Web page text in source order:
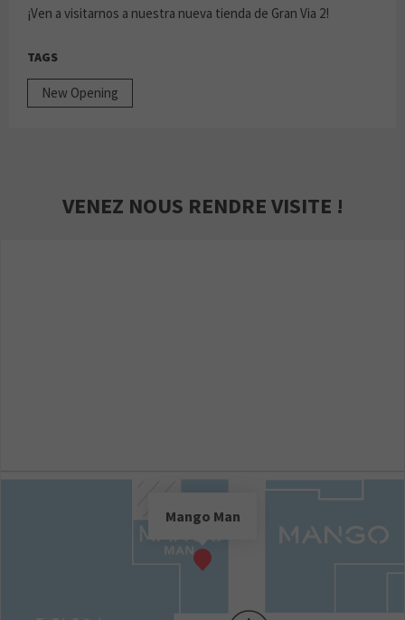
¡Ven a visitarnos a nuestra nueva tienda de Gran Via 2!
TAGS
New Opening
VENEZ NOUS RENDRE VISITE !
Mango Man